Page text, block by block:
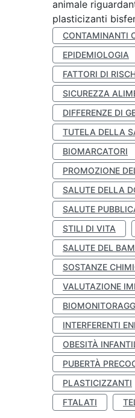
animale
plasticizanti
CONTAMINANTI
EPIDEMIOLOGIA
FATTORI DI
SICUREZZA
DIFFERENZE DI
TUTELA DELLA
BIOMARCATORI
PROMOZIONE
SALUTE DELLA
SALUTE
STILI DI VITA
SALUTE DEL
SOSTANZE
VALUTAZIONE
INTERFERENTI
OBESITÀ
PUBERTÀ
PLASTICIZZANTI
FTALATI